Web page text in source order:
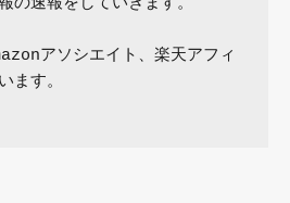
の速報をしていきます。
アソシエイト、楽天アフィ
ます。